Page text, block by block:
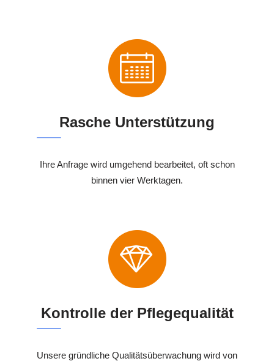
Rasche Unterstützung
Ihre Anfrage wird umgehend bearbeitet, oft schon
binnen vier Werktagen.
Kontrolle der Pflegequalität
Unsere gründliche Qualitätsüberwachung wird von